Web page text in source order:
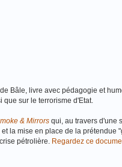
Bâle, livre avec pédagogie et
que sur le terrorisme d'Etat.
& Mirrors qui, au travers d'une
la mise en place de la prétendue
pétrolière. Regardez ce